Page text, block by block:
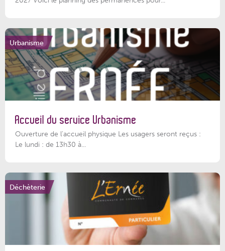
Urbanisme
Accueil du service Urbanisme
Ouverture de l'accueil physique Les usagers seront reçus :
Le lundi : de 13h30 à...
Déchèterie